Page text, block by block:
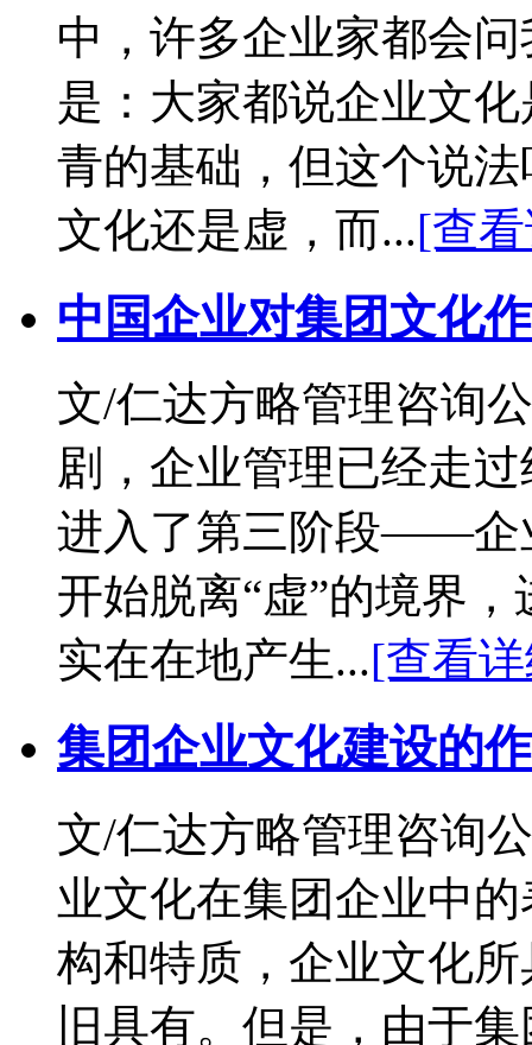
中，许多企业家都会
是：大家都说企业文
青的基础，但这个说
文化还是虚，而...[查
中国企业对集团文化
文/仁达方略管理咨询
剧，企业管理已经走
进入了第三阶段——企
开始脱离“虚”的境界
实在在地产生...[查看
集团企业文化建设的
文/仁达方略管理咨询
业文化在集团企业中
构和特质，企业文化
旧具有。但是，由于